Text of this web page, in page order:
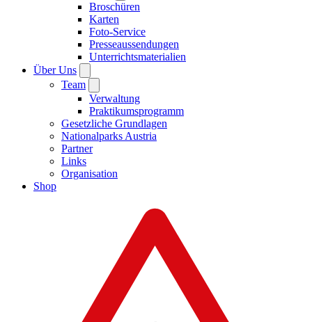
Broschüren
Karten
Foto-Service
Presseaussendungen
Unterrichtsmaterialien
Über Uns
Team
Verwaltung
Praktikumsprogramm
Gesetzliche Grundlagen
Nationalparks Austria
Partner
Links
Organisation
Shop